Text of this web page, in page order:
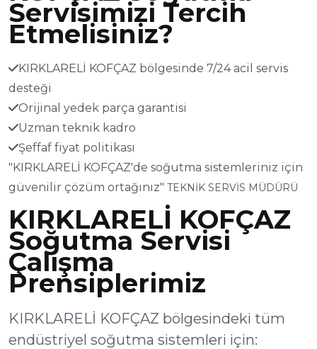
Servisimizi Tercih
Etmelisiniz?
KIRKLARELİ KOFÇAZ bölgesinde 7/24 acil servis
desteği
Orijinal yedek parça garantisi
Uzman teknik kadro
Şeffaf fiyat politikası
"KIRKLARELİ KOFÇAZ'de soğutma sistemleriniz için
güvenilir çözüm ortağınız" TEKNİK SERVİS MÜDÜRÜ
KIRKLARELİ KOFÇAZ
Soğutma Servisi
Çalışma
Prensiplerimiz
KIRKLARELİ KOFÇAZ bölgesindeki tüm
endüstriyel soğutma sistemleri için: